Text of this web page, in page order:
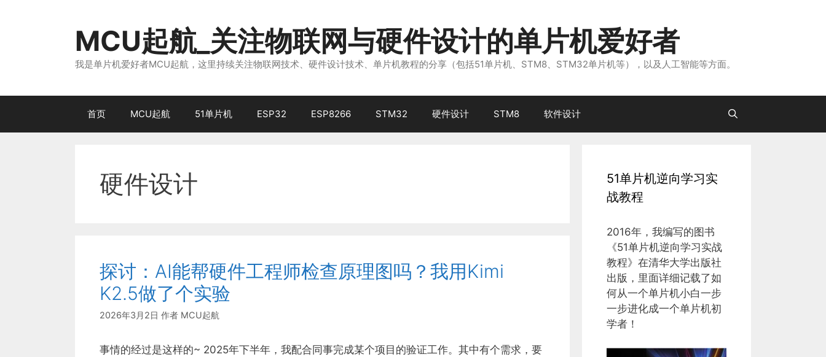
MCU起航_关注物联网与硬件设计的单片机爱好者
我是单片机爱好者MCU起航，这里持续关注物联网技术、硬件设计技术、单片机教程的分享（包括51单片机、STM8、STM32单片机等），以及人工智能等方面。
首页 MCU起航 51单片机 ESP32 ESP8266 STM32 硬件设计 STM8 软件设计
硬件设计
探讨：AI能帮硬件工程师检查原理图吗？我用Kimi
K2.5做了个实验
2026年3月2日 作者 MCU起航
事情的经过是这样的~ 2025年下半年，我配合同事完成某个项目的验证工作。其中有个需求，要
51单片机逆向学习实
战教程
2016年，我编写的图书
《51单片机逆向学习实战
教程》在清华大学出版社
出版，里面详细记载了如
何从一个单片机小白一步
一步进化成一个单片机初
学者！